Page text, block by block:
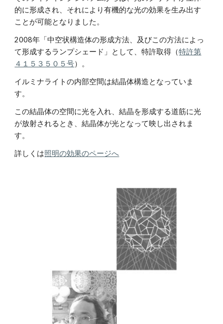
的に形成され、それにより有機的な光の効果を生み出す
ことが可能となりました。
2008年「中空状構造体の形成方法、及びこの方法によっ
て形成するランプシェード」として、特許取得（特許第
４１５３５０５号）。
イルミナライトの内部空間は結晶体構造となっていま
す。
この結晶体の空間に光を入れ、結晶を形成する道筋に光
が放射されるとき、結晶体が光となって映し出されま
す。
詳しくは照明の効果のページへ